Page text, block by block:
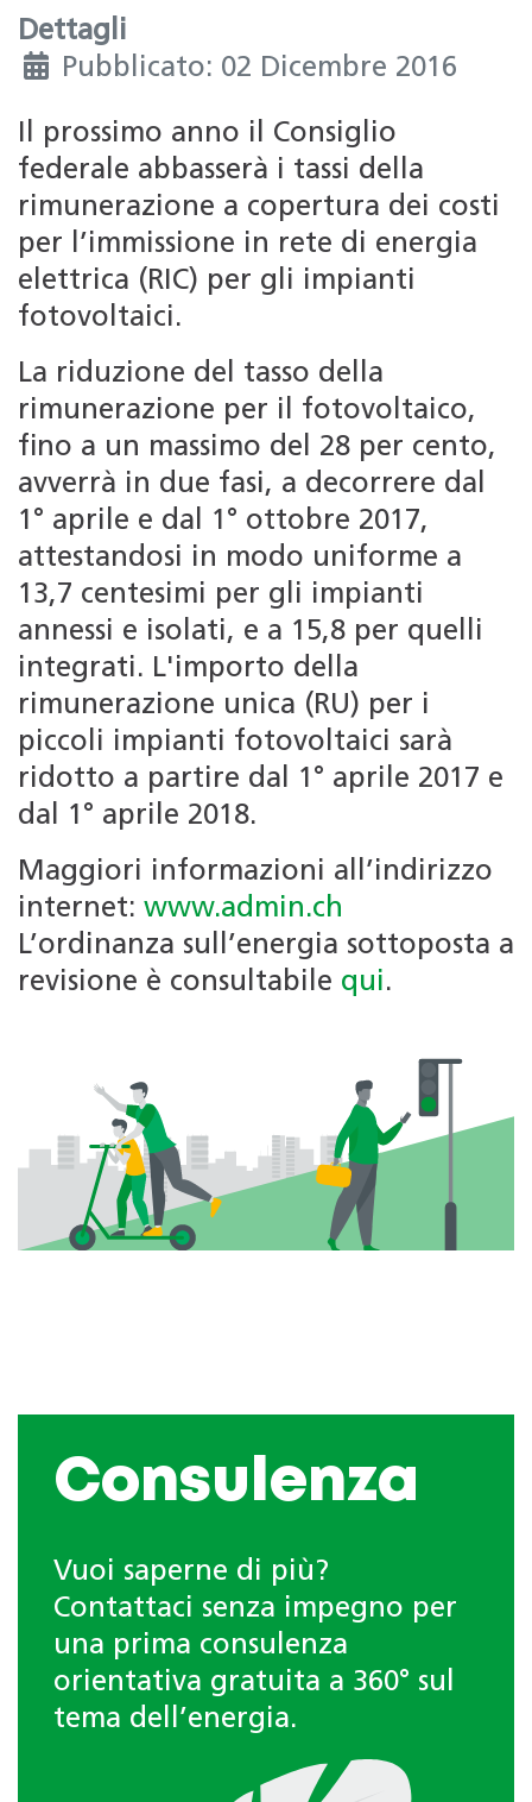
Dettagli
Pubblicato: 02 Dicembre 2016
Il prossimo anno il Consiglio
federale abbasserà i tassi della
rimunerazione a copertura dei costi
per l’immissione in rete di energia
elettrica (RIC) per gli impianti
fotovoltaici.
La riduzione del tasso della
rimunerazione per il fotovoltaico,
fino a un massimo del 28 per cento,
avverrà in due fasi, a decorrere dal
1° aprile e dal 1° ottobre 2017,
attestandosi in modo uniforme a
13,7 centesimi per gli impianti
annessi e isolati, e a 15,8 per quelli
integrati. L'importo della
rimunerazione unica (RU) per i
piccoli impianti fotovoltaici sarà
ridotto a partire dal 1° aprile 2017 e
dal 1° aprile 2018.
Maggiori informazioni all’indirizzo
internet: www.admin.ch
L’ordinanza sull’energia sottoposta a
revisione è consultabile qui.
Consulenza
Vuoi saperne di più?
Contattaci senza impegno per
una prima consulenza
orientativa gratuita a 360° sul
tema dell’energia.